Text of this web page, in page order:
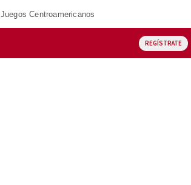
Juegos Centroamericanos
REGÍSTRATE